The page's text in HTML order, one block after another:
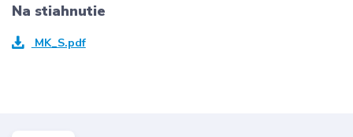
Na stiahnutie
MK_S.pdf